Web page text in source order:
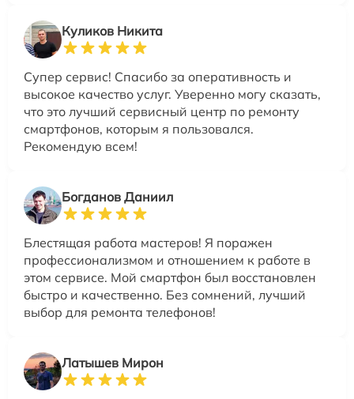
Куликов Никита
Супер сервис! Спасибо за оперативность и
высокое качество услуг. Уверенно могу сказать,
что это лучший сервисный центр по ремонту
смартфонов, которым я пользовался.
Рекомендую всем!
Богданов Даниил
Блестящая работа мастеров! Я поражен
профессионализмом и отношением к работе в
этом сервисе. Мой смартфон был восстановлен
быстро и качественно. Без сомнений, лучший
выбор для ремонта телефонов!
Латышев Мирон